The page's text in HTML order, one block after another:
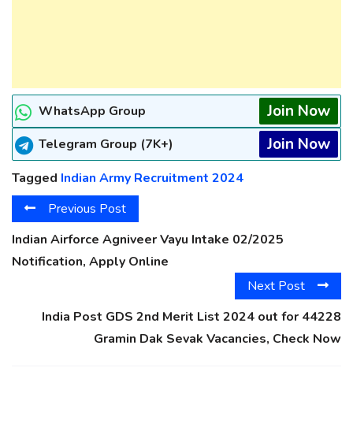
WhatsApp Group Join Now
Telegram Group (7K+) Join Now
Tagged Indian Army Recruitment 2024
Previous Post
Indian Airforce Agniveer Vayu Intake 02/2025
Notification, Apply Online
Next Post
India Post GDS 2nd Merit List 2024 out for 44228
Gramin Dak Sevak Vacancies, Check Now